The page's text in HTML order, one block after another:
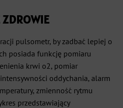
pulsometr, by zadbać lepiej o
posiada funkcję pomiaru
krwi o2, pomiar
oddychania, alarm
zmienność rytmu
przedstawiający